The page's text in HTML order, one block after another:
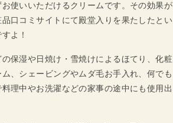
使いいただけるクリームです。その効果が
口コミサイトにて殿堂入りを果たしたとい
よ！
保湿や日焼け・雪焼けによるほてり、化粧
、シェービングやムダ毛お手入れ、何でも
理中やお洗濯などの家事の途中にも使用出